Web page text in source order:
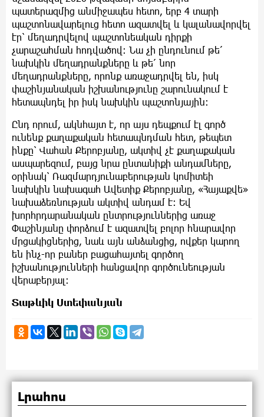
պատերազմից անմիջապես հետո, երբ 4 տարի
պաշտոնավարելուց հետո ազատվել և կալանավորվել
էր՝ մեղադրվելով պաշտոնեական դիրքի
չարաշահման հոդվածով։ Նա չի ընդունում թե՛
նախկին մեղադրանքները և թե՛ նոր
մեղադրանքները, որոնք առաջադրվել են, իսկ
փաշինյանական իշխանությունը շարունակում է
հետապնդել իր իսկ նախկին պաշտոնյային։
Ընդ որում, ակնհայտ է, որ այս դեպքում էլ գործ
ունենք քաղաքական հետապնդման հետ, թեպետ
ինքը՝ Վահան Քերոբյանը, ակտիվ չէ քաղաքական
ասպարեզում, բայց նրա ընտանիքի անդամները,
օրինակ՝ Ռազմարդյունաբերության կոմիտեի
նախկին նախագահ Ավետիք Քերոբյանը, «Հայաքվե»
նախաձեռնության ակտիվ անդամ է։ Եվ
խորհրդարանական ընտրություններից առաջ
Փաշինյանը փորձում է ազատվել բոլոր հնարավոր
մրցակիցներից, նաև այն անձանցից, ովքեր կարող
են ինչ-որ բաներ բացահայտել գործող
իշխանությունների հանցավոր գործունեության
վերաբերյալ։
Տաթևիկ Ստեփանյան
Լրահոս